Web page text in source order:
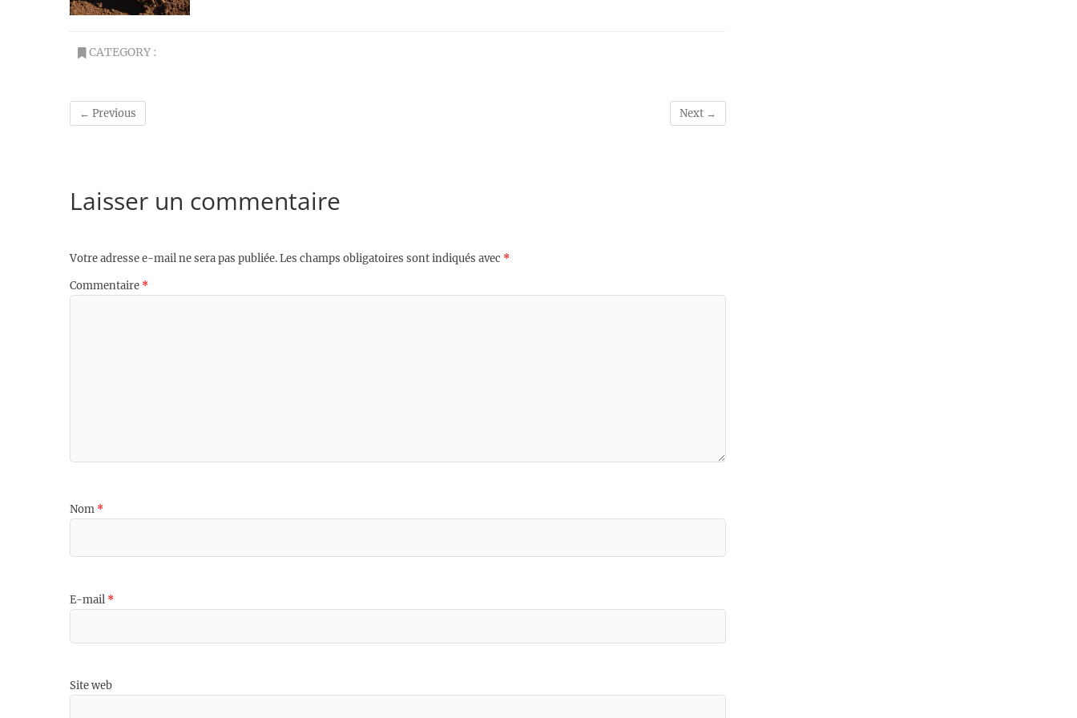
CATEGORY :
← Previous Next →
Laisser un commentaire
Votre adresse e-mail ne sera pas publiée.Les champs obligatoires sont indiqués avec *
Commentaire *
Nom *
E-mail *
Site web